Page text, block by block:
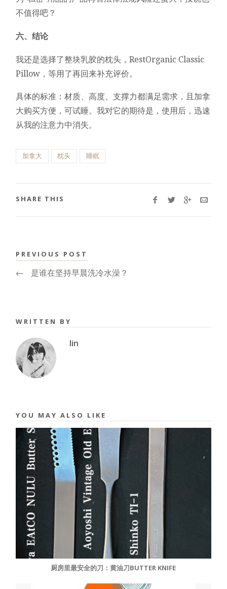
不值得吧？
六、结论
我还是选择了整块乳胶的枕头，RestOrganic Classic
Pillow，等用了再回来补充评价。
具体的标准：材质、高度、支撑力都满足需求，且加拿
大购买方便，可试睡。我对它的期待是，使用后，迅速
从我的注意力中消失。
加拿大 枕头 睡眠
SHARE THIS
PREVIOUS POST
← 是谁在坚持早晨洗冷水澡？
WRITTEN BY
lin
YOU MAY ALSO LIKE
厨房里最安全的刀：黄油刀BUTTER KNIFE